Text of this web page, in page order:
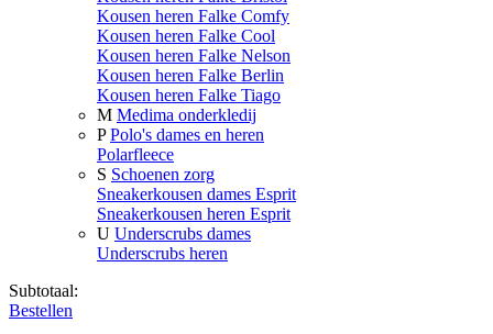
Kousen heren Falke Comfy
Kousen heren Falke Cool
Kousen heren Falke Nelson
Kousen heren Falke Berlin
Kousen heren Falke Tiago
M Medima onderkledij
P Polo's dames en heren
Polarfleece
S Schoenen zorg
Sneakerkousen dames Esprit
Sneakerkousen heren Esprit
U Underscrubs dames
Underscrubs heren
Subtotaal:
Bestellen